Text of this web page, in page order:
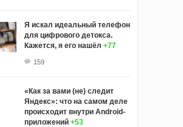
Я искал идеальный телефон
для цифрового детокса.
Кажется, я его нашёл +77
159
«Как за вами (не) следит
Яндекс»: что на самом деле
происходит внутри Android-
приложений +53